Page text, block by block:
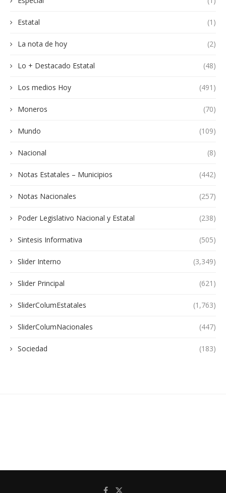
Estatal (1)
La nota de hoy (2)
Lo + Destacado Estatal (48)
Los medios Hoy (491)
Moneros (70)
Mundo (109)
Nacional (8)
Notas Estatales – Municipios (442)
Notas Nacionales (257)
Poder Legislativo Nacional y Estatal (238)
Sintesis Informativa (505)
Slider Interno (3,349)
Slider Principal (621)
SliderColumEstatales (1,763)
SliderColumNacionales (447)
Sociedad (183)